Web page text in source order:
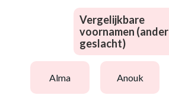
Vergelijkbare
voornamen (ander
geslacht)
alma anouk